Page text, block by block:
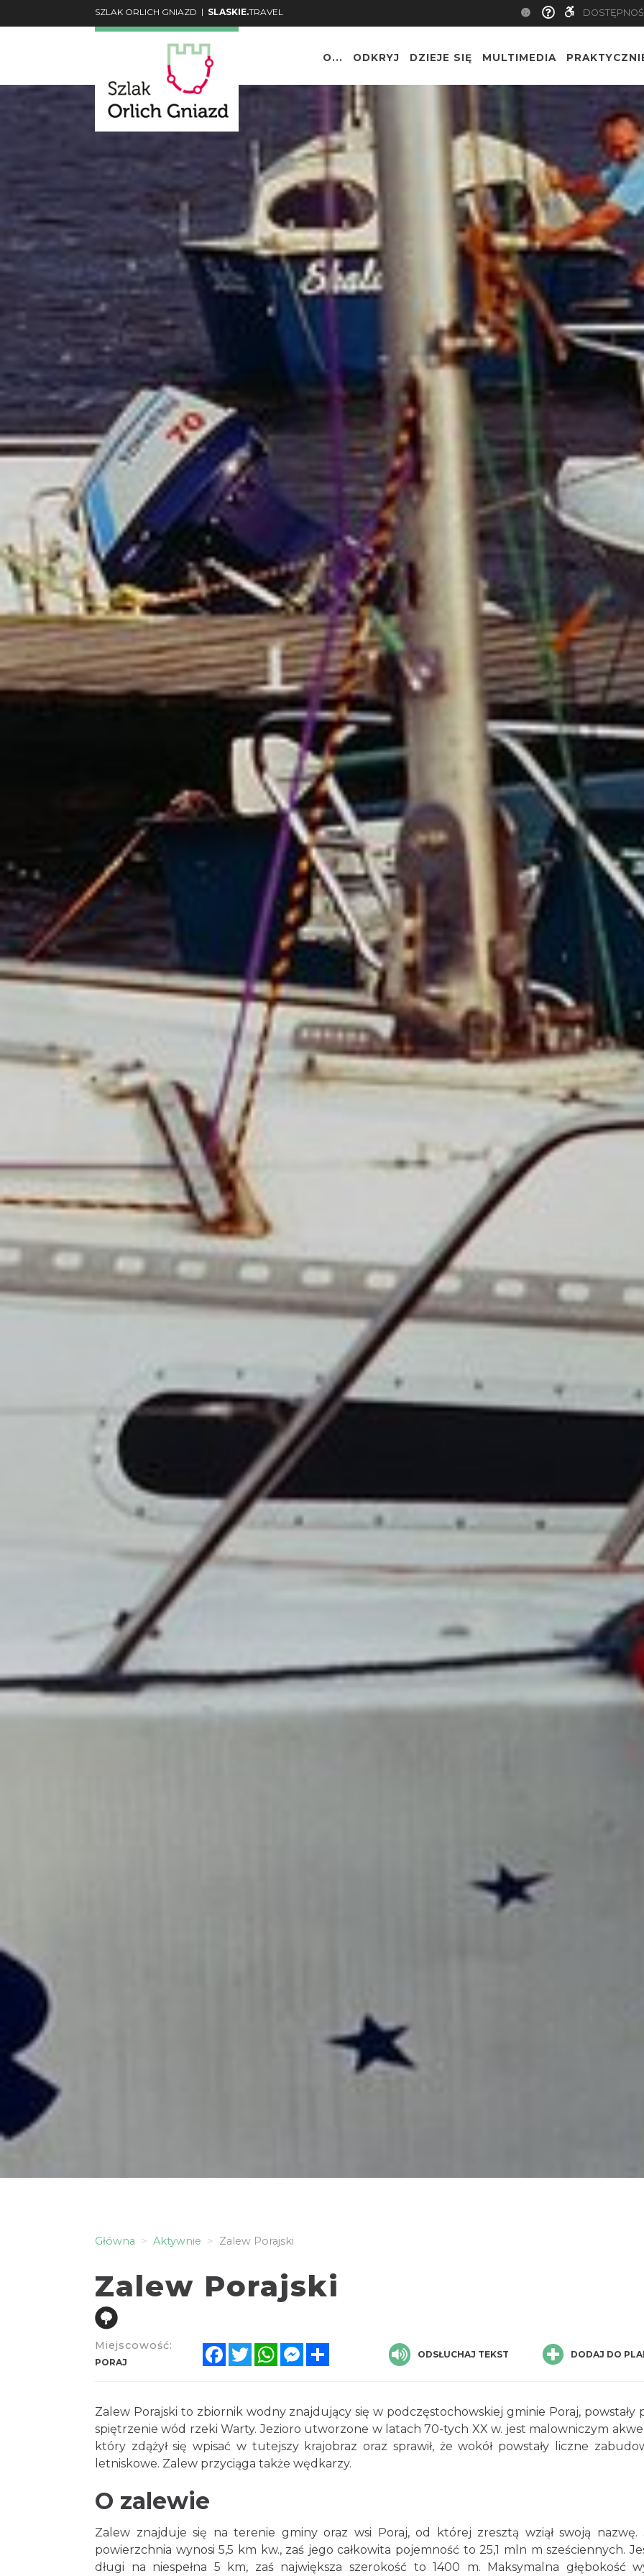
SZLAK ORLICH GNIAZD | SLASKIE.TRAVEL
O... ODKRYJ DZIEJE SIĘ MULTIMEDIA
Główna Aktywnie Zalew Porajski
Zalew Porajski
Miejscowość:
PORAJ
FacebookTwitterWhatsAppMessenger ODSŁUCHAJ TEKST DODAJ DO
Zalew Porajski to zbiornik wodny znajdujący się w podczęstochowskiej gminie Poraj, powstały
spiętrzenie wód rzeki Warty. Jezioro utworzone w latach 70-tych XX w. jest malowniczym
który zdążył się wpisać w tutejszy krajobraz oraz sprawił, że wokół powstały liczne
letniskowe. Zalew przyciąga także wędkarzy.
O zalewie
Zalew znajduje się na terenie gminy oraz wsi Poraj, od której zresztą wziął swoją nazwę.
powierzchnia wynosi 5,5 km kw., zaś jego całkowita pojemność to 25,1 mln m sześciennych.
długi na niespełna 5 km, zaś największa szerokość to 1400 m. Maksymalna głębokość